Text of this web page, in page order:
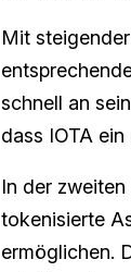
Mit
schnell an
dass IOTA
In der
tokenisierte
ermöglichen.